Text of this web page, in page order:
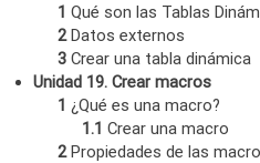
1 Qué son las Tablas
2Datos externos
3 Crear una tabla dinámica
Unidad 19. Crear macros
1 ¿Qué es una macro?
1.1 Crear una macro
2Propiedades de las